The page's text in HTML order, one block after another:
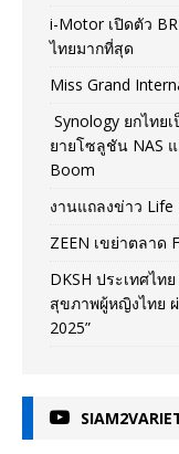
i-Motor เปิดตัว
ไทยมากที่สุด
Miss Grand
Synology ยกไทย
ยายโซลูชัน NAS
Boom
งานแถลงข่าว Life
ZEEN เขย่าตลาด
DKSH ประเทศไท
สุขภาพผู้หญิงไทย
2025”